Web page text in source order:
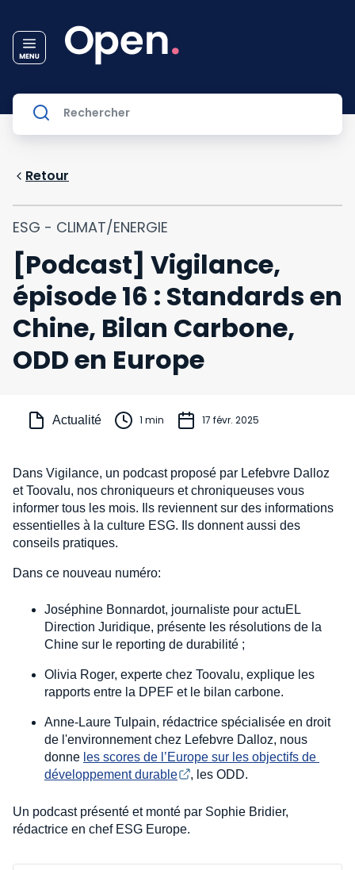
Retour
ESG - CLIMAT/ENERGIE
[Podcast] Vigilance,
épisode 16 : Standards en
Chine, Bilan Carbone,
ODD en Europe
Actualité 1 min 17 févr. 2025
Dans Vigilance, un podcast proposé par Lefebvre Dalloz
et Toovalu, nos chroniqueurs et chroniqueuses vous
informer tous les mois. Ils reviennent sur des informations
essentielles à la culture ESG. Ils donnent aussi des
conseils pratiques.
Dans ce nouveau numéro:
Joséphine Bonnardot, journaliste pour actuEL
Direction Juridique, présente les résolutions de la
Chine sur le reporting de durabilité ;
Olivia Roger, experte chez Toovalu, explique les
rapports entre la DPEF et le bilan carbone.
Anne-Laure Tulpain, rédactrice spécialisée en droit
de l'environnement chez Lefebvre Dalloz, nous
donne les scores de l’Europe sur les objectifs de
développement durable
, les ODD.
Un podcast présenté et monté par Sophie Bridier,
rédactrice en chef ESG Europe.